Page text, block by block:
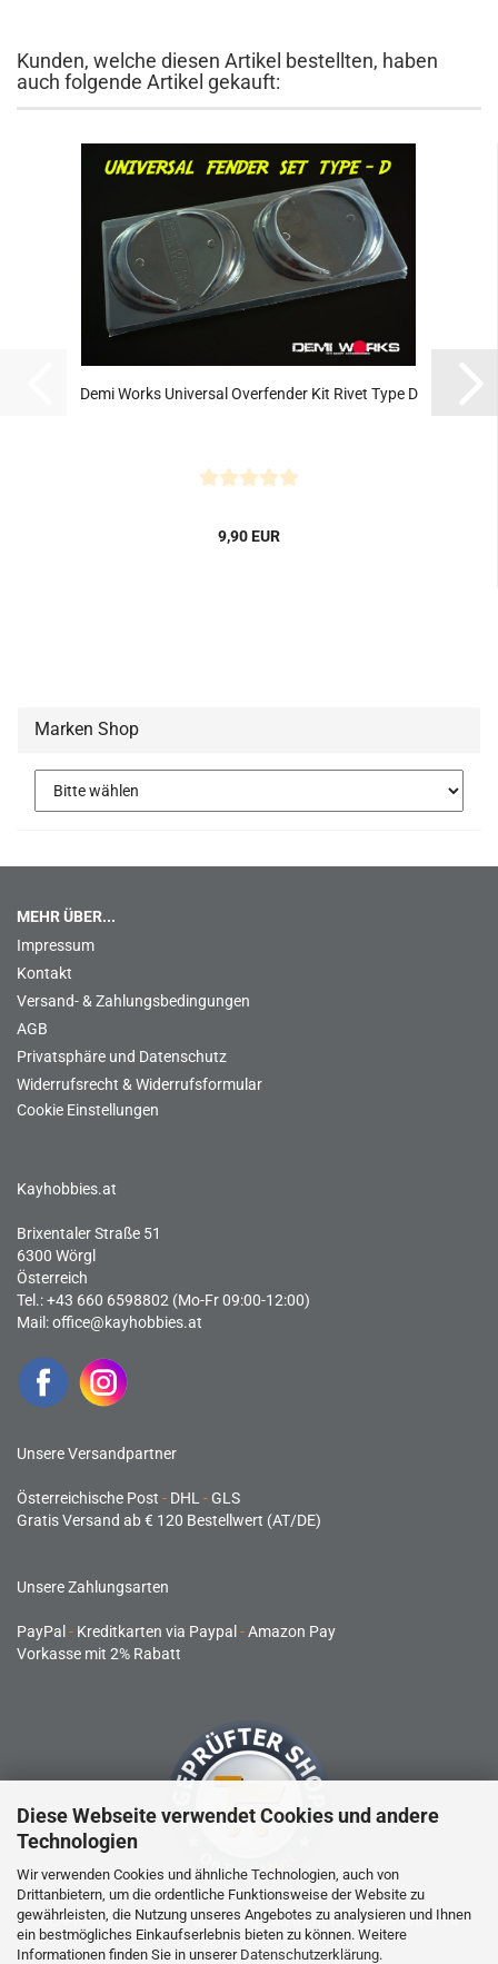
Diese Webseite verwendet Cookies und andere
Technologien
Wir verwenden Cookies und ähnliche Technologien, auch von
Drittanbietern, um die ordentliche Funktionsweise der Website zu
gewährleisten, die Nutzung unseres Angebotes zu analysieren und Ihnen
ein bestmögliches Einkaufserlebnis bieten zu können. Weitere
Informationen finden Sie in unserer Datenschutzerklärung.
Kunden, welche diesen Artikel bestellten, haben
auch folgende Artikel gekauft:
Demi Works Universal Overfender Kit Rivet Type D
9,90 EUR
Marken Shop
MEHR ÜBER...
Impressum
Kontakt
Versand- & Zahlungsbedingungen
AGB
Privatsphäre und Datenschutz
Widerrufsrecht & Widerrufsformular
Cookie Einstellungen
Kayhobbies.at
Brixentaler Straße 51
6300 Wörgl
Österreich
Tel.: +43 660 6598802 (Mo-Fr 09:00-12:00)
Mail:office@kayhobbies.at
Unsere Versandpartner
Österreichische Post - DHL -GLS
Gratis Versand ab € 120 Bestellwert (AT/DE)
Unsere Zahlungsarten
PayPal - Kreditkarten via Paypal -Amazon Pay
Vorkasse mit 2% Rabatt
RC-Produkte sind kein Spielzeug und nicht für Kinder unter 14
Jahren geeignet.